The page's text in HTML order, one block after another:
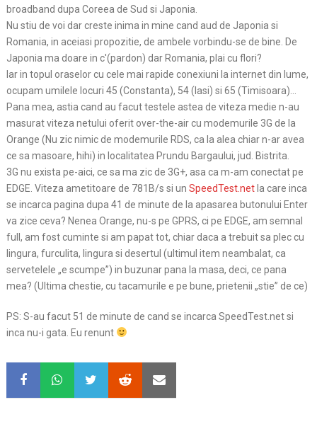
broadband dupa Coreea de Sud si Japonia.
Nu stiu de voi dar creste inima in mine cand aud de Japonia si
Romania, in aceiasi propozitie, de ambele vorbindu-se de bine. De
Japonia ma doare in c'(pardon) dar Romania, plai cu flori?
Iar in topul oraselor cu cele mai rapide conexiuni la internet din lume,
ocupam umilele locuri 45 (Constanta), 54 (Iasi) si 65 (Timisoara)…
Pana mea, astia cand au facut testele astea de viteza medie n-au
masurat viteza netului oferit over-the-air cu modemurile 3G de la
Orange (Nu zic nimic de modemurile RDS, ca la alea chiar n-ar avea
ce sa masoare, hihi) in localitatea Prundu Bargaului, jud. Bistrita.
3G nu exista pe-aici, ce sa ma zic de 3G+, asa ca m-am conectat pe
EDGE. Viteza ametitoare de 781B/s si un SpeedTest.netla care inca
se incarca pagina dupa 41 de minute de la apasarea butonului Enter
va zice ceva? Nenea Orange, nu-s pe GPRS, ci pe EDGE, am semnal
full, am fost cuminte si am papat tot, chiar daca a trebuit sa plec cu
lingura, furculita, lingura si desertul (ultimul item neambalat, ca
servetelele „e scumpe”) in buzunar pana la masa, deci, ce pana
mea? (Ultima chestie, cu tacamurile e pe bune, prietenii „stie” de ce)
PS: S-au facut 51 de minute de cand se incarca SpeedTest.net si
inca nu-i gata. Eu renunt